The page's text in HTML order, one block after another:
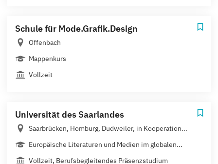
Schule für Mode.Grafik.Design
Offenbach
Mappenkurs
Vollzeit
Universität des Saarlandes
Saarbrücken, Homburg, Dudweiler, in Kooperation...
Europäische Literaturen und Medien im globalen...
Vollzeit, Berufsbegleitendes Präsenzstudium